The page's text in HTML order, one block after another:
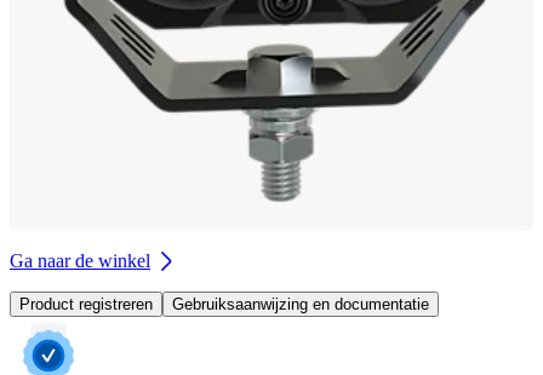
Ga naar de winkel
Product registreren Gebruiksaanwijzing en documentatie